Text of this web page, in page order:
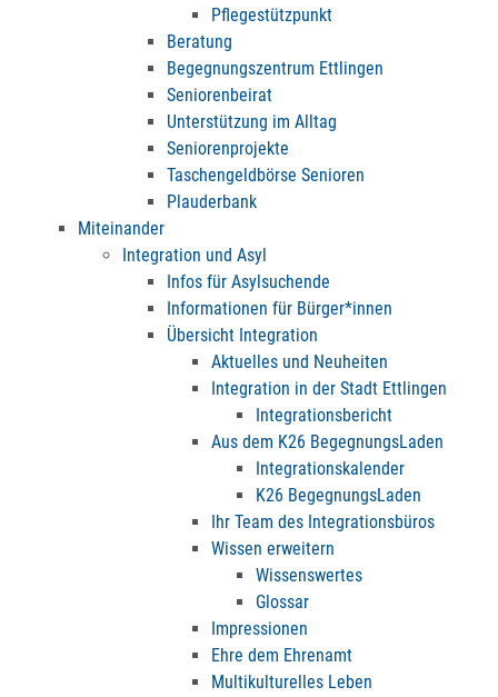
Pflegestützpunkt
Beratung
Begegnungszentrum Ettlingen
Seniorenbeirat
Unterstützung im Alltag
Seniorenprojekte
Taschengeldbörse Senioren
Plauderbank
Miteinander
Integration und Asyl
Infos für Asylsuchende
Informationen für Bürger*innen
Übersicht Integration
Aktuelles und Neuheiten
Integration in der Stadt Ettlingen
Integrationsbericht
Aus dem K26 BegegnungsLaden
Integrationskalender
K26 BegegnungsLaden
Ihr Team des Integrationsbüros
Wissen erweitern
Wissenswertes
Glossar
Impressionen
Ehre dem Ehrenamt
Multikulturelles Leben